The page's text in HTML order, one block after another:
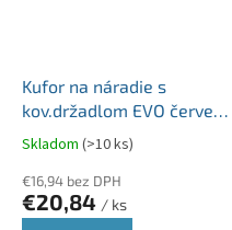
Kufor na náradie s
kov.držadlom EVO červený
594x288x308 prepážky
KEVA6030S-3020
Skladom (>10 ks)
€16,94 bez DPH
€20,84 / ks